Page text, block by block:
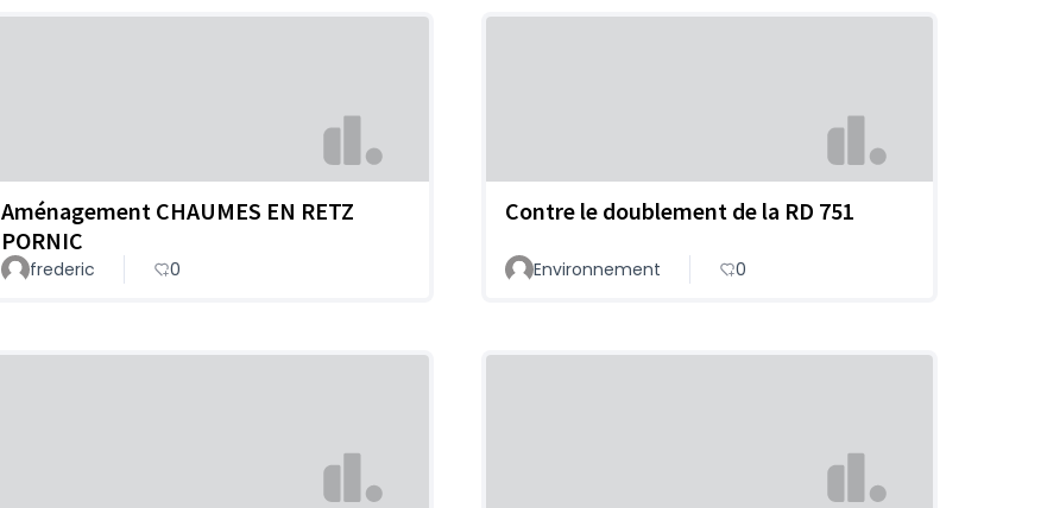
Aménagement CHAUMES EN RETZ
PORNIC
frederic 0
Contre le doublement de la RD 751
Environnement 0